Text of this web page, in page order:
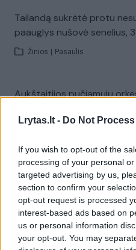
Lrytas.lt - Do Not
If you wish to opt-out of the
processing of your personal
targeted advertising by us,
section to confirm your
opt-out request is processed
interest-based ads based on
us or personal information
your opt-out. You may
Tailandą sukrėtė protu
paauglys nušovė senelius,
Žinios Pasaulis
Aukštaitijos pučiamųjų
Žinios
Visi
Žiūrimiausi